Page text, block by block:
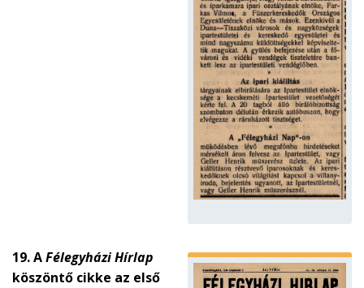
19. AFélegyházi Hírlap
köszöntő cikke az első